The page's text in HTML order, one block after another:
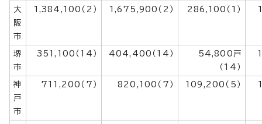
大
阪
市
1,384,100（2） 1,675,900（2） 286,100（1）
堺
市
351,100（14） 404,400（14）
54,800戸
（14）
神
戸
市
711,200（7） 820,100（7） 109,200（5）